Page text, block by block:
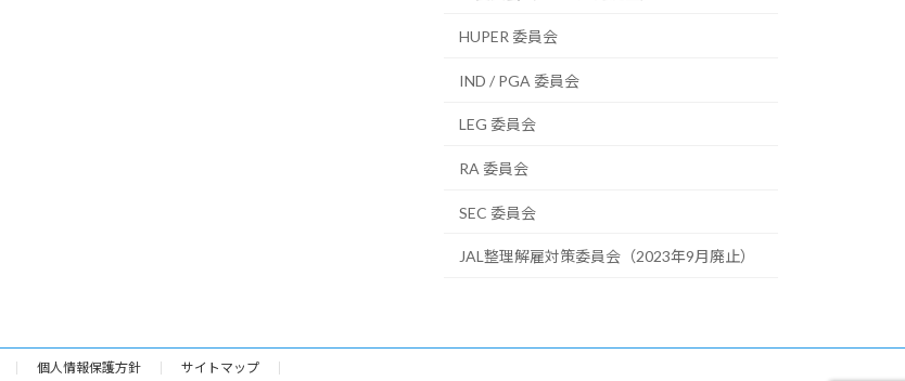
HUPER 委員会
IND / PGA 委員会
LEG 委員会
RA 委員会
SEC 委員会
JAL整理解雇対策委員会（2023年9月廃止）
個人情報保護方針 サイトマップ